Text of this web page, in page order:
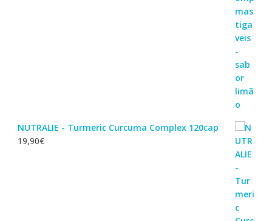
NUTRALIE - Turmeric Curcuma Complex 120cap
19,90€